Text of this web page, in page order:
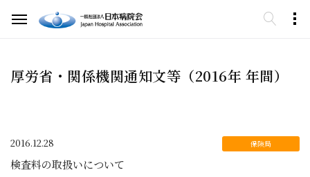
厚労省・関係機関通知文等（2016年 年間）
2016.12.28
検査料の取扱いについて